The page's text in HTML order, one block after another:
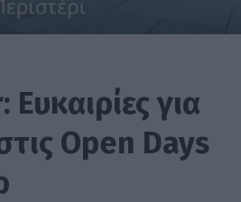
για
Open Days